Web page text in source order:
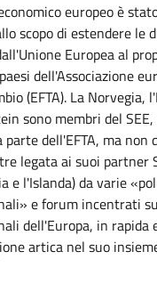
europeo è
scopo di estendere le
Europea al
dell'Associazione
(EFTA). La Norvegia,
sono membri del
parte dell'EFTA, ma non
legata ai suoi partner
e l'Islanda) da varie
e forum incentrati
dell'Europa, in rapida
artica nel suo